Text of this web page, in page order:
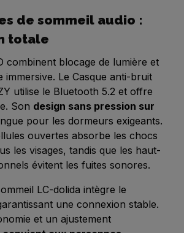
de sommeil audio :
totale
combinent blocage de lumière et
immersive. Le Casque anti-bruit
utilise le Bluetooth 5.2 et offre
Son design sans pression sur
pour les dormeurs exigeants.
ouvertes absorbe les chocs
les visages, tandis que les haut-
évitent les fuites sonores.
LC-dolida intègre le
une connexion stable.
et un ajustement